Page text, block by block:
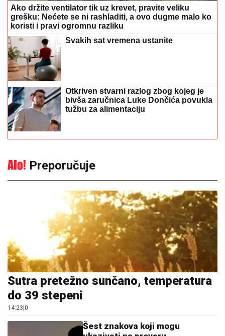
Ako držite ventilator tik uz krevet, pravite veliku
grešku: Nećete se ni rashladiti, a ovo dugme malo ko
koristi i pravi ogromnu razliku
Svakih sat vremena ustanite
Otkriven stvarni razlog zbog kojeg je
bivša zaručnica Luke Dončića povukla
tužbu za alimentaciju
Preporučuje
Sutra pretežno sunčano, temperatura
do 39 stepeni
14:23|0
Šest znakova koji mogu